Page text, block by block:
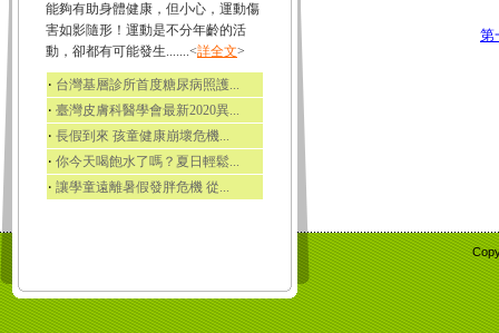
能夠有助身體健康，但小心，運動傷
害如影隨形！運動是不分年齡的活
動，卻都有可能發生.......<詳全文>
‧ 台灣基層診所首度糖尿病照護...
‧ 臺灣皮膚科醫學會最新2020異...
‧ 長假到來 孩童健康崩壞危機...
‧ 你今天喝飽水了嗎？夏日輕鬆...
‧ 讓學童遠離暑假發胖危機 從...
第